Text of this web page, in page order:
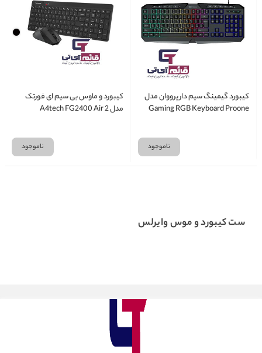
کیبورد گیمینگ سیم دار پرووان مدل
Gaming RGB Keyboard Proone
ناموجود
کیبورد و ماوس بی سیم ای فورتک
مدل A4tech FG2400 Air 2
ناموجود
ست کیبورد و موس وایرلس